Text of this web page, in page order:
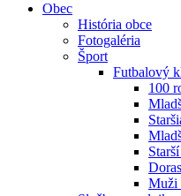
Obec
História obce
Fotogaléria
Šport
Futbalový
100
Muži